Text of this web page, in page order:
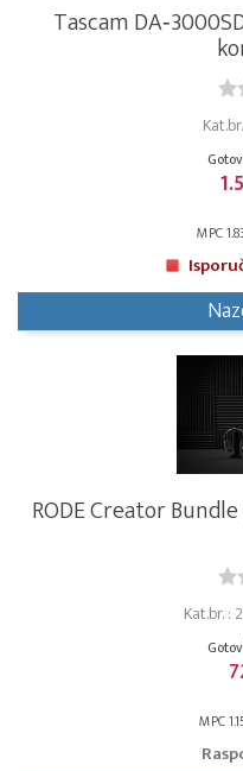
Tascam
MPC
RODE Creator
Kat.br.
MPC